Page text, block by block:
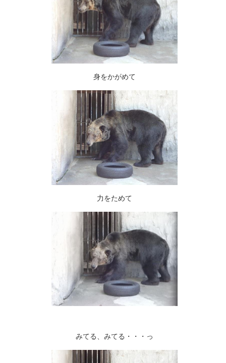
身をかがめて
力をためて
みてる、みてる・・・っ